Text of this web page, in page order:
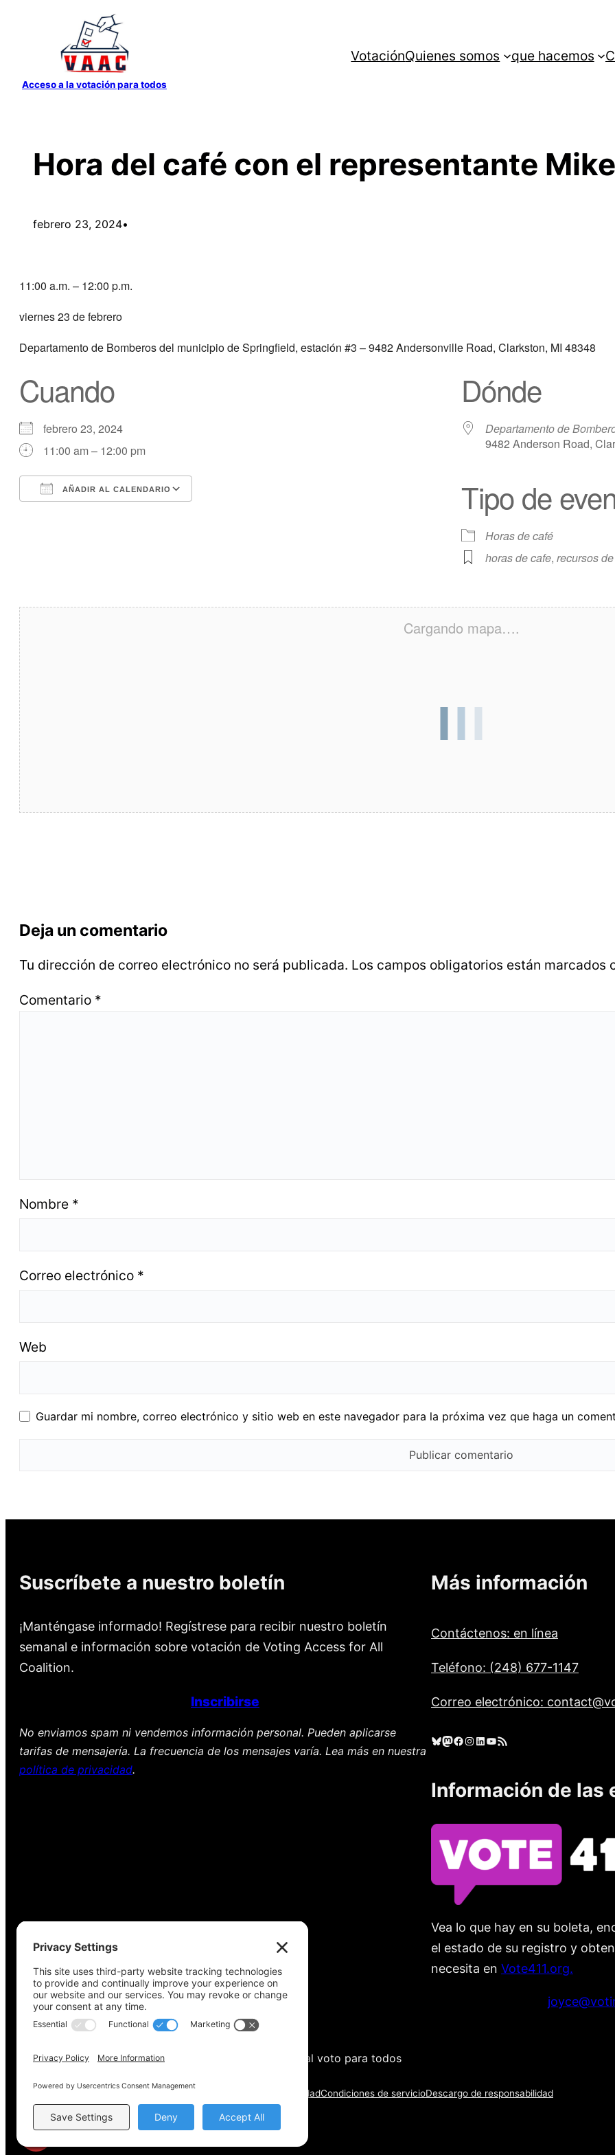
contenido
Acceso a la votación para todos
VotaciónQuienes somos que hacemos
Hora del café con el representante
febrero 23, 2024•
11:00 a.m. – 12:00 p.m.
viernes 23 de febrero
Departamento de Bomberos del municipio de Springfield, estación #3 – 9482 Andersonville Road, Clarkston, MI 48348
Cuando
febrero 23, 2024
11:00 am – 12:00 pm
AÑADIR AL CALENDARIO
Oficina 365
Dónde
Departamento de
9482 Anderson Road,
Tipo de
Horas de café
horas de cafe, recursos
Cargando mapa….
Deja un comentario
Tu dirección de correo electrónico no será publicada. Los campos obligatorios están marcados
Comentario *
Nombre *
Correo electrónico *
Web
Guardar mi nombre, correo electrónico y sitio web en este navegador para la próxima vez que haga un
Suscríbete a nuestro boletín
¡Manténgase informado! Regístrese para recibir nuestro boletín
semanal e información sobre votación de Voting Access for All
Coalition.
Inscribirse
No enviamos spam ni vendemos información personal. Pueden aplicarse
tarifas de mensajería. La frecuencia de los mensajes varía. Lea más en nuestra
política de privacidad.
Más información
Contáctenos: en línea
Teléfono: (248) 677-1147
Correo electrónico:
Cielo azul Mastodonte Facebook Instagram LinkedIn YouTube Feed RSS
Información de las
Vea lo que hay en su boleta,
el estado de su registro y
necesita en Vote411.org.
Derechos de autor © 2022-2024 Coalición de acceso al voto para todos
Política de privacidad Política de cookies Configuración de privacidadCondiciones de servicioDescargo de responsabilidad